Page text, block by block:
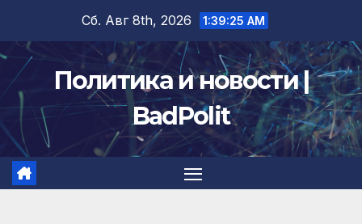
содержимому
Сб. Авг 8th, 2026 1:39:25 AM
Политика и новости |
BadPolit